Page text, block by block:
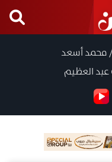
محمد أسعد
عبد العظيم